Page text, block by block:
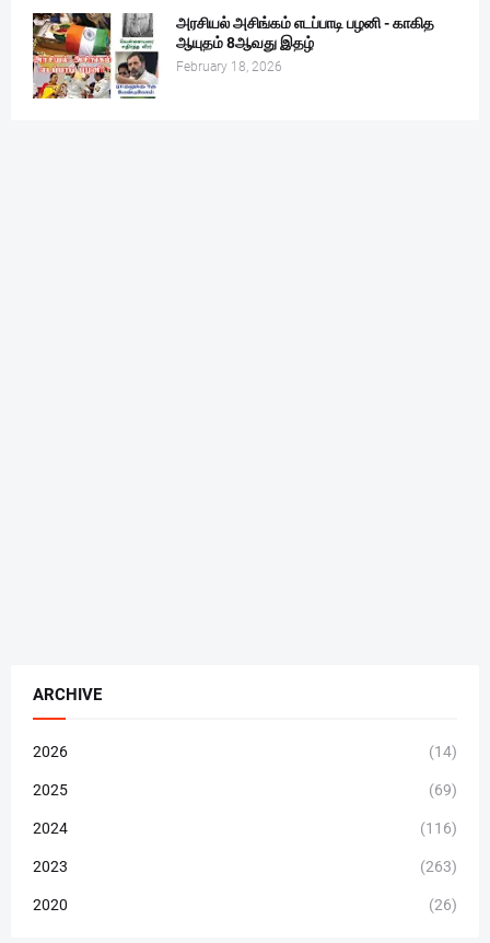
அரசியல் அசிங்கம் எடப்பாடி பழனி - காகித
ஆயுதம் 8ஆவது இதழ்
February 18, 2026
ARCHIVE
2026 (14)
2025 (69)
2024 (116)
2023 (263)
2020 (26)